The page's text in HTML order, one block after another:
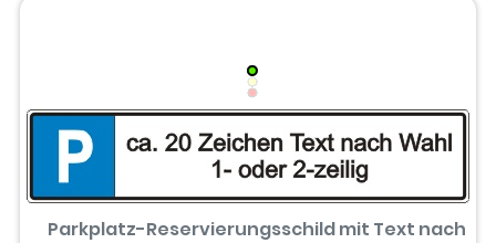
Parkplatz-Reservierungsschild mit Text nach